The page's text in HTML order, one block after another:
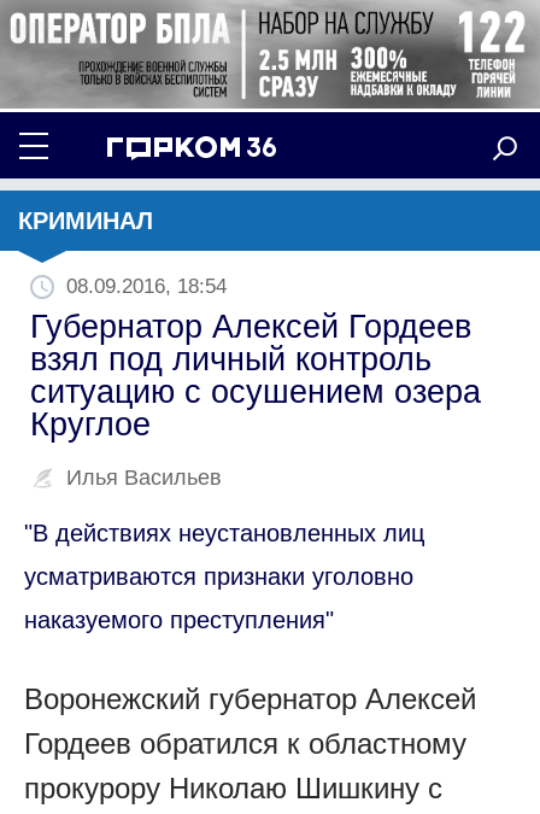
КРИМИНАЛ
08.09.2016, 18:54
Губернатор Алексей Гордеев
взял под личный контроль
ситуацию с осушением озера
Круглое
Илья Васильев
"В действиях неустановленных лиц
усматриваются признаки уголовно
наказуемого преступления"
Воронежский губернатор Алексей
Гордеев обратился к областному
прокурору Николаю Шишкину с